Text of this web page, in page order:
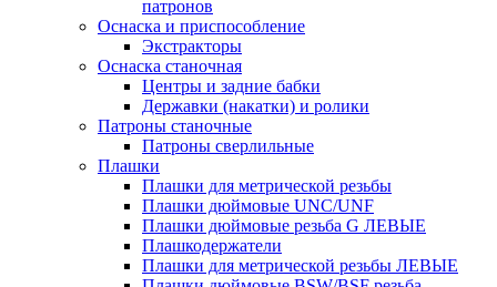
патронов
Оснаска и приспособление
Экстракторы
Оснаска станочная
Центры и задние бабки
Державки (накатки) и ролики
Патроны станочные
Патроны сверлильные
Плашки
Плашки для метрической резьбы
Плашки дюймовые UNC/UNF
Плашки дюймовые резьба G ЛЕВЫЕ
Плашкодержатели
Плашки для метрической резьбы ЛЕВЫЕ